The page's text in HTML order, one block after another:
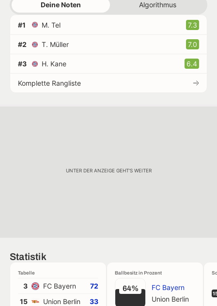
Deine Noten Algorithmus
#1 M. Tel 7.3
#2 T. Müller 7.0
#3 H. Kane 6.4
Komplette Rangliste
UNTER DER ANZEIGE GEHT'S WEITER
Statistik
Tabelle
3 FC Bayern
72
15
Union Berlin 33
Ballbesitz in Prozent
64%
FC Bayern
Union Berlin